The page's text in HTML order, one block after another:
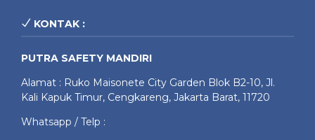
KONTAK :
PUTRA SAFETY MANDIRI
Alamat : Ruko Maisonete City Garden Blok B2-10, Jl.
Kali Kapuk Timur, Cengkareng, Jakarta Barat, 11720
Whatsapp / Telp :